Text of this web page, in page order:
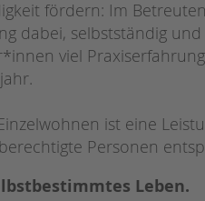
Sozialarbeit
BETREUTES
TANDEM
Seminarräume
fördern: Im
dabei, selbstständig
viel
ist eine
Personen
Leben.